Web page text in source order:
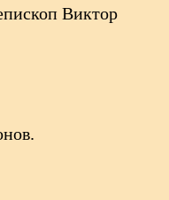
Виктор